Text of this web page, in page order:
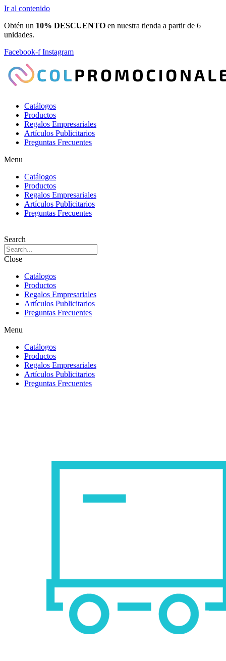
Ir al contenido
Obtén un 10% DESCUENTO en nuestra tienda a partir de 6
unidades.
Facebook-f Instagram
Catálogos
Productos
Regalos Empresariales
Artículos Publicitarios
Preguntas Frecuentes
Menu
Catálogos
Productos
Regalos Empresariales
Artículos Publicitarios
Preguntas Frecuentes
Search
Close
Catálogos
Productos
Regalos Empresariales
Artículos Publicitarios
Preguntas Frecuentes
Menu
Catálogos
Productos
Regalos Empresariales
Artículos Publicitarios
Preguntas Frecuentes